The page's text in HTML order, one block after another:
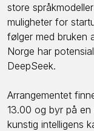
store
muligheter for
følger med bruken
Norge har
DeepSeek.
Arrangementet
13.00 og byr på
kunstig intelligens